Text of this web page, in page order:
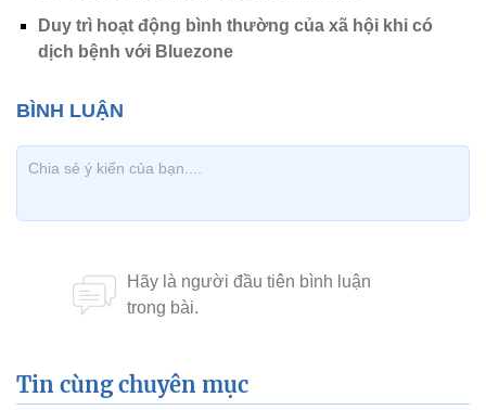
Duy trì hoạt động bình thường của xã hội khi có
dịch bệnh với Bluezone
Tin cùng chuyên mục